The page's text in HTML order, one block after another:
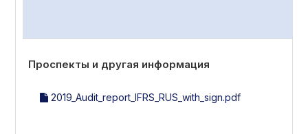
Проспекты и другая информация
2019_Audit_report_IFRS_RUS_with_sign.pdf